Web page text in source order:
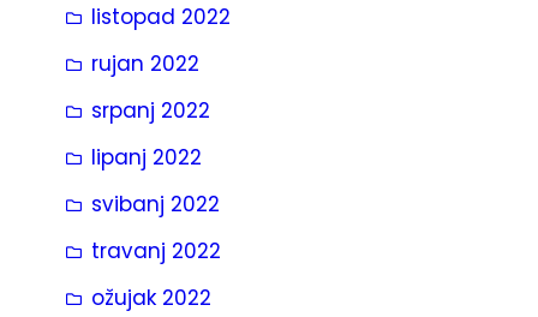
listopad 2022
rujan 2022
srpanj 2022
lipanj 2022
svibanj 2022
travanj 2022
ožujak 2022